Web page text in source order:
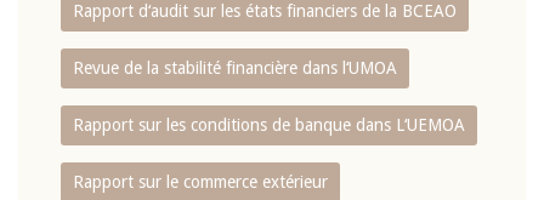
Rapport d‘audit sur les états financiers de la BCEAO
Revue de la stabilité financière dans l‘UMOA
Rapport sur les conditions de banque dans L‘UEMOA
Rapport sur le commerce extérieur